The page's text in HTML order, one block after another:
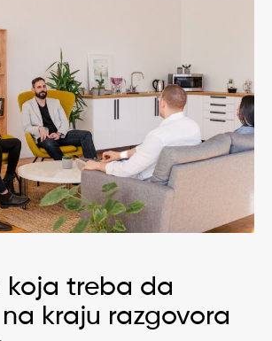
koja treba da
kraju razgovora